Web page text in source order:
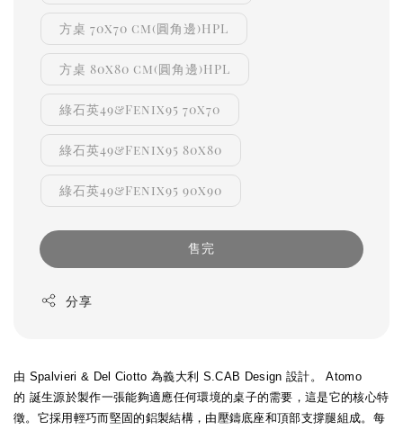
方桌 70x70 cm(圓角邊)HPL
方桌 80x80 cm(圓角邊)HPL
綠石英49&Fenix95 70x70
綠石英49&Fenix95 80x80
綠石英49&Fenix95 90x90
售完
分享
由 Spalvieri & Del Ciotto 為義大利 S.CAB Design 設計。 Atomo
的 誕生源於製作一張能夠適應任何環境的桌子的需要，這是它的核心特
徵。它採用輕巧而堅固的鋁製結構，由壓鑄底座和頂部支撐腿組成。每